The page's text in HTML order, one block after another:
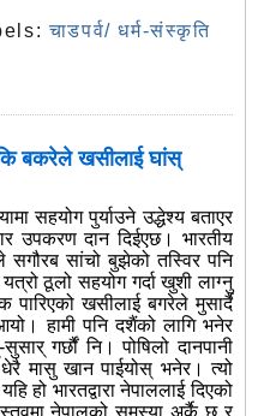
चाडपर्व/ धर्म-संस्कृति
कि बकरेले खसीलाई घांस्
सहयोग पुर्याउने उद्धेश्य बताएर
उपकरण दान दिईएछ। भारतीय
सगौरब सांचो बुझेको तस्विर पनि
यत्रो ठूलो सहयोग गर्दा खुशी लाग्नु
पारिएको खसीलाई बगरेले मुसार्दै
हामी पनि दशैंको लागि भनेर
गर्छौं नि। पोषिलो दानपानी
मासु खान पाईयोस् भनेर। त्यो
हो भारतद्वारा नेपाललाई दिएको